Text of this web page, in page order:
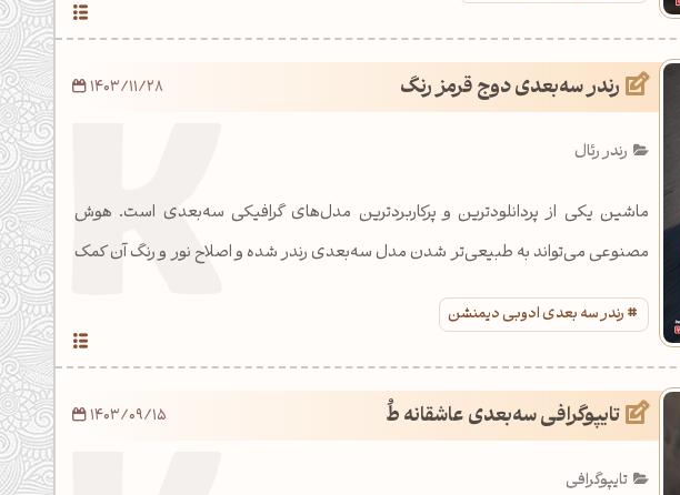
رندر سه‌بعدی دوج قرمز رنگ
رندر رئال
ماشین یکی از پردانلودترین و پرکاربردترین مدل‌های گرافیکی سه‌بعدی است. هوش
مصنوعی می‌تواند به طبیعی‌تر شدن مدل سه‌بعدی رندر شده و اصلاح نور و رنگ آن کمک
بکند.
رندر سه بعدی ادوبی دیمنشن
1403/11/28
تایپوگرافی سه‌بعدی عاشقانه طُ
تایپوگرافی
1403/09/15